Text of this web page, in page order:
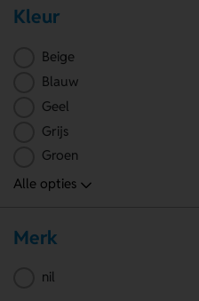
Kleur
Beige
Blauw
Geel
Grijs
Groen
Merk
nil